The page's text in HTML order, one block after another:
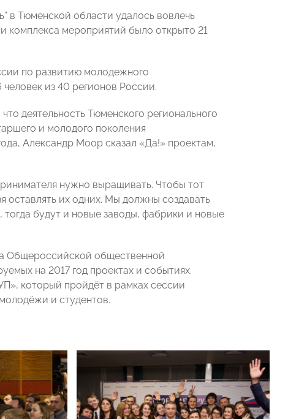
в Тюменской области удалось вовлечь
комплекса мероприятий было открыто 21
по развитию молодежного
из 40 регионов России.
деятельность Тюменского регионального
и молодого поколения
Александр Моор сказал «Да!» проектам,
нужно выращивать. Чтобы тот
оставлять их одних. Мы должны создавать
будут и новые заводы, фабрики и новые
Общероссийской общественной
на 2017 год проектах и событиях.
который пройдёт в рамках сессии
и студентов.